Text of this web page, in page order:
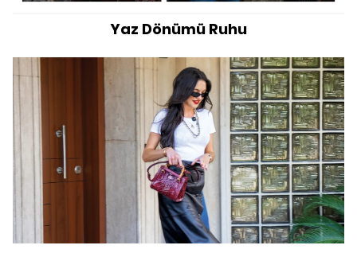
Yaz Dönümü Ruhu